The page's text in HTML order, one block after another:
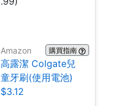
Amazon 購買指南
高露潔 Colgate兒
童牙刷(使用電池)
$3.12